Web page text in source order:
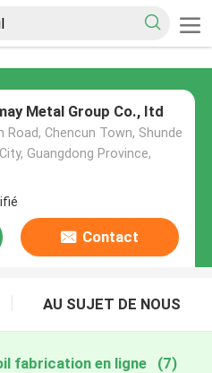
Metal Group Co., Itd
Road, Chencun Town, Shunde
Guangdong Province,
Contact
AU SUJET DE NOUS
fabrication en ligne (7)